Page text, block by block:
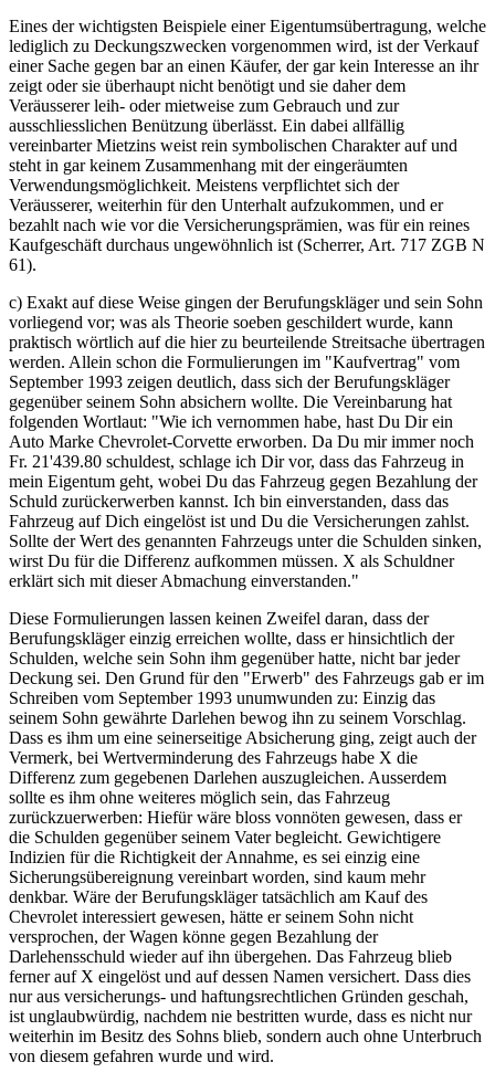
Eines der wichtigsten Beispiele einer Eigentumsübertragung, welche
lediglich zu Deckungszwecken vorgenommen wird, ist der Verkauf
einer Sache gegen bar an einen Käufer, der gar kein Interesse an ihr
zeigt oder sie überhaupt nicht benötigt und sie daher dem
Veräusserer leih- oder mietweise zum Gebrauch und zur
ausschliesslichen Benützung überlässt. Ein dabei allfällig
vereinbarter Mietzins weist rein symbolischen Charakter auf und
steht in gar keinem Zusammenhang mit der eingeräumten
Verwendungsmöglichkeit. Meistens verpflichtet sich der
Veräusserer, weiterhin für den Unterhalt aufzukommen, und er
bezahlt nach wie vor die Versicherungsprämien, was für ein reines
Kaufgeschäft durchaus ungewöhnlich ist (Scherrer, Art. 717 ZGB N
61).
c) Exakt auf diese Weise gingen der Berufungskläger und sein Sohn
vorliegend vor; was als Theorie soeben geschildert wurde, kann
praktisch wörtlich auf die hier zu beurteilende Streitsache übertragen
werden. Allein schon die Formulierungen im "Kaufvertrag" vom
September 1993 zeigen deutlich, dass sich der Berufungskläger
gegenüber seinem Sohn absichern wollte. Die Vereinbarung hat
folgenden Wortlaut: "Wie ich vernommen habe, hast Du Dir ein
Auto Marke Chevrolet-Corvette erworben. Da Du mir immer noch
Fr. 21'439.80 schuldest, schlage ich Dir vor, dass das Fahrzeug in
mein Eigentum geht, wobei Du das Fahrzeug gegen Bezahlung der
Schuld zurückerwerben kannst. Ich bin einverstanden, dass das
Fahrzeug auf Dich eingelöst ist und Du die Versicherungen zahlst.
Sollte der Wert des genannten Fahrzeugs unter die Schulden sinken,
wirst Du für die Differenz aufkommen müssen. X als Schuldner
erklärt sich mit dieser Abmachung einverstanden."
Diese Formulierungen lassen keinen Zweifel daran, dass der
Berufungskläger einzig erreichen wollte, dass er hinsichtlich der
Schulden, welche sein Sohn ihm gegenüber hatte, nicht bar jeder
Deckung sei. Den Grund für den "Erwerb" des Fahrzeugs gab er im
Schreiben vom September 1993 unumwunden zu: Einzig das
seinem Sohn gewährte Darlehen bewog ihn zu seinem Vorschlag.
Dass es ihm um eine seinerseitige Absicherung ging, zeigt auch der
Vermerk, bei Wertverminderung des Fahrzeugs habe X die
Differenz zum gegebenen Darlehen auszugleichen. Ausserdem
sollte es ihm ohne weiteres möglich sein, das Fahrzeug
zurückzuerwerben: Hiefür wäre bloss vonnöten gewesen, dass er
die Schulden gegenüber seinem Vater begleicht. Gewichtigere
Indizien für die Richtigkeit der Annahme, es sei einzig eine
Sicherungsübereignung vereinbart worden, sind kaum mehr
denkbar. Wäre der Berufungskläger tatsächlich am Kauf des
Chevrolet interessiert gewesen, hätte er seinem Sohn nicht
versprochen, der Wagen könne gegen Bezahlung der
Darlehensschuld wieder auf ihn übergehen. Das Fahrzeug blieb
ferner auf X eingelöst und auf dessen Namen versichert. Dass dies
nur aus versicherungs- und haftungsrechtlichen Gründen geschah,
ist unglaubwürdig, nachdem nie bestritten wurde, dass es nicht nur
weiterhin im Besitz des Sohns blieb, sondern auch ohne Unterbruch
von diesem gefahren wurde und wird.